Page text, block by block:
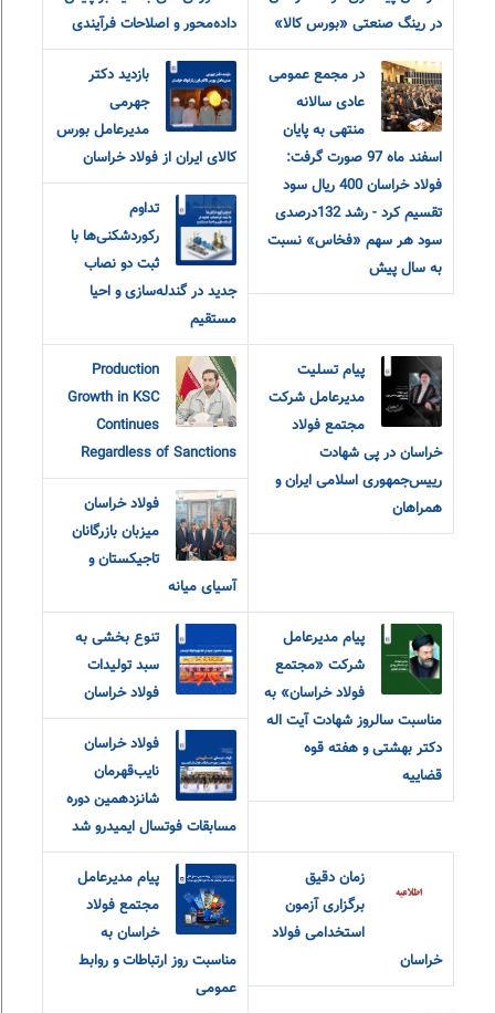
در رینگ صنعتی «بورس کالا»
داده‌محور و اصلاحات فرآیندی
در مجمع عمومی
عادی سالانه
منتهی به پایان
اسفند ماه 97 صورت گرفت:
فولاد خراسان 400 ریال سود
تقسیم کرد - رشد 132درصدی
سود هر سهم «فخاس» نسبت
به سال پیش
بازدید دکتر
جهرمی
مدیرعامل بورس
کالای ایران از فولاد خراسان
تداوم
رکوردشکنی‌ها با
ثبت دو نصاب
جدید در گندله‌سازی و احیا
مستقیم
پیام تسلیت
مدیرعامل شرکت
مجتمع فولاد
خراسان در پی شهادت
رییس‌جمهوری اسلامی ایران و
همراهان
Production
Growth in KSC
Continues
Regardless of Sanctions
فولاد خراسان
میزبان بازرگانان
تاجیکستان و
آسیای میانه
پیام مدیرعامل
شرکت «مجتمع
فولاد خراسان» به
مناسبت سالروز شهادت آیت اله
دکتر بهشتی و هفته قوه
قضاییه
تنوع بخشی به
سبد تولیدات
فولاد خراسان
فولاد خراسان
نایب‌قهرمان
شانزدهمین دوره
مسابقات فوتسال ایمیدرو شد
زمان دقیق
برگزاری آزمون
استخدامی فولاد
خراسان
پیام مدیرعامل
مجتمع فولاد
خراسان به
مناسبت روز ارتباطات و روابط
عمومی